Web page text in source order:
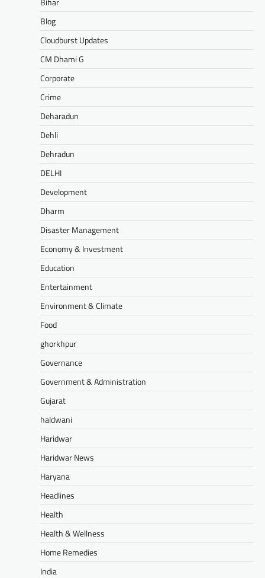
Blog
Cloudburst Updates
CM Dhami G
Corporate
Crime
Deharadun
Dehli
Dehradun
DELHI
Development
Dharm
Disaster Management
Economy & Investment
Education
Entertainment
Environment & Climate
Food
ghorkhpur
Governance
Government & Administration
Gujarat
haldwani
Haridwar
Haridwar News
Haryana
Headlines
Health
Health & Wellness
Home Remedies
India